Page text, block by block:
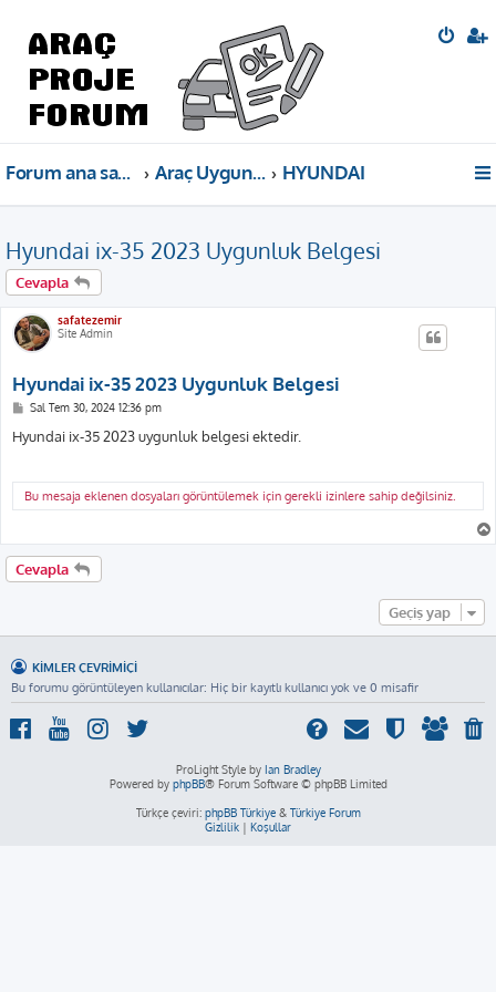
Forum ana sayfa Araç Uygunluk Belgeleri HYUNDAI
Hyundai ix-35 2023 Uygunluk Belgesi
Cevapla
safatezemir
Site Admin
Hyundai ix-35 2023 Uygunluk Belgesi
M
s
a
Sal Tem 30, 2024 12:36 pm
Hyundai ix-35 2023 uygunluk belgesi ektedir.
Bu mesaja eklenen dosyaları görüntülemek için gerekli izinlere sahip değilsiniz.
Cevapla
Geçiş yap
KIMLER ÇEVRIMIÇI
Bu forumu görüntüleyen kullanıcılar: Hiç bir kayıtlı kullanıcı yok ve 0 misafir
ProLight Style by Ian Bradley
Powered by phpBB® Forum Software © phpBB Limited
Türkçe çeviri: phpBB Türkiye& Türkiye Forum
Gizlilik | Koşullar